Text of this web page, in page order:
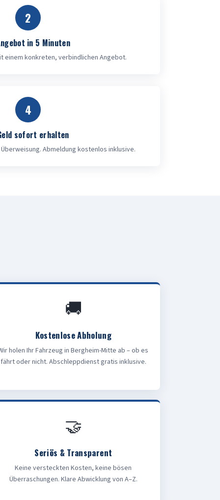
2
in 5 Minuten
einem konkreten, verbindlichen Angebot.
4
sofort erhalten
Abmeldung kostenlos inklusive.
🚚
Kostenlose Abholung
holen Ihr Fahrzeug in Bergheim-Mitte ab – ob es
fährt oder nicht. Abschleppdienst gratis inklusive.
🤝
Seriös & Transparent
Keine versteckten Kosten, keine bösen
Überraschungen. Klare Abwicklung von A–Z.